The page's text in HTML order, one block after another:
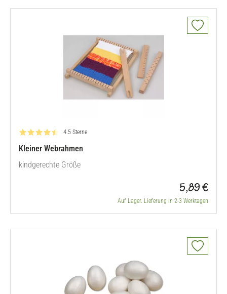
Bewertung: 4.5 von 5
4.5 Sterne
Kleiner Webrahmen
kindgerechte Größe
5,89 €
Auf Lager. Lieferung in 2-3 Werktagen